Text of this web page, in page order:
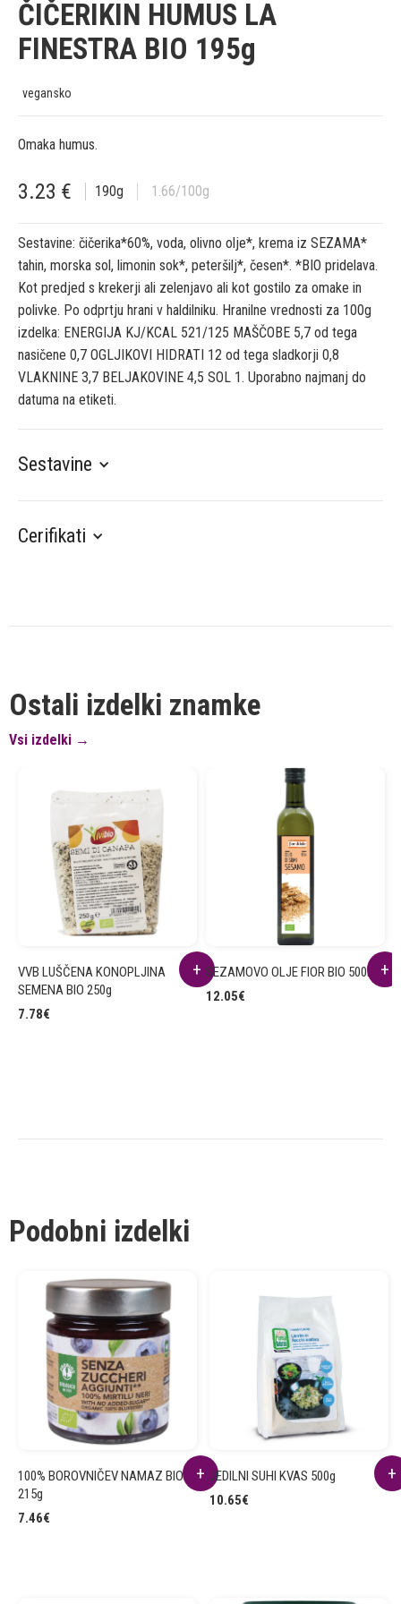
ČIČERIKIN HUMUS LA
FINESTRA BIO 195g
vegansko
Omaka humus.
3.23 € 190g 1.66/100g
Sestavine: čičerika*60%, voda, olivno olje*, krema iz SEZAMA*
tahin, morska sol, limonin sok*, peteršilj*, česen*. *BIO pridelava.
Kot predjed s krekerji ali zelenjavo ali kot gostilo za omake in
polivke. Po odprtju hrani v haldilniku. Hranilne vrednosti za 100g
izdelka: ENERGIJA KJ/KCAL 521/125 MAŠČOBE 5,7 od tega
nasičene 0,7 OGLJIKOVI HIDRATI 12 od tega sladkorji 0,8
VLAKNINE 3,7 BELJAKOVINE 4,5 SOL 1. Uporabno najmanj do
datuma na etiketi.
Sestavine
Cerifikati
Ostali izdelki znamke
Vsi izdelki →
VVB LUŠČENA KONOPLJINA
SEMENA BIO 250g
7.78€
SEZAMOVO OLJE FIOR BIO 500ml
12.05€
Podobni izdelki
100% BOROVNIČEV NAMAZ BIO
215g
7.46€
JEDILNI SUHI KVAS 500g
10.65€